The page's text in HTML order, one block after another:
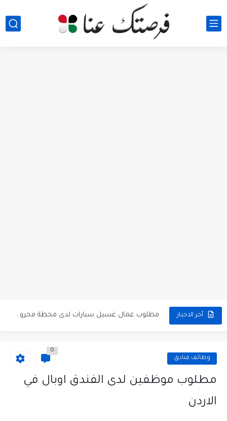
أخر الاخبار مطلوب عمال غسيل سيارات لدى محطة محروقات في عمان
تعلن مؤسسة التعليم لأجل التوظيف الأردنية وبالشراكة مع أكاديمية جولانسرالمجاني وظائف فنادق
0
مطلوب موظفين لدى الفندق اوبال في
الاردن